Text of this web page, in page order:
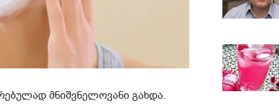
მნიშვნელოვანი გახდა.